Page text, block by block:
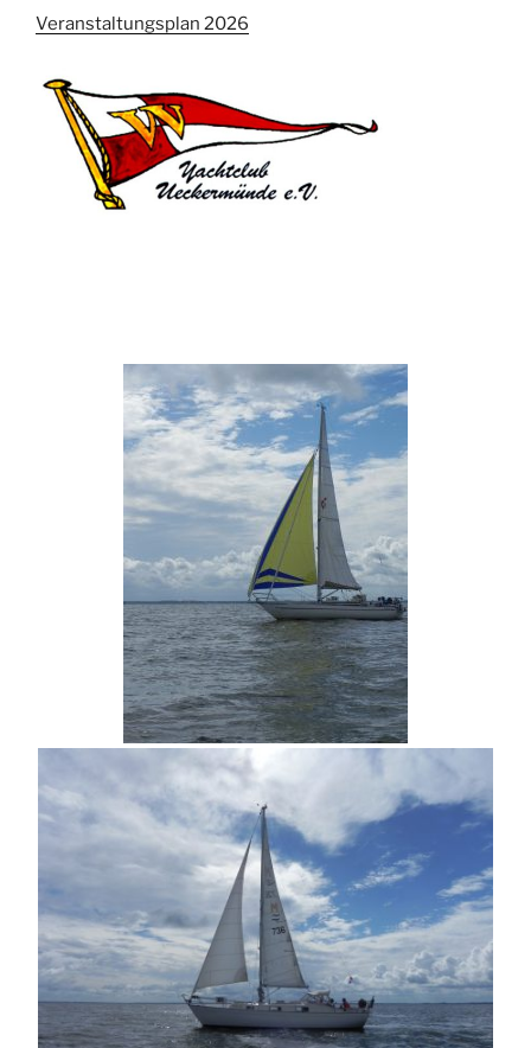
Veranstaltungsplan 2026